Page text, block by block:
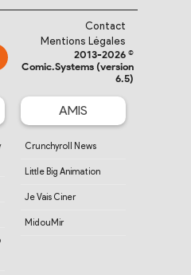
Contact
Mentions Légales
2013-2026 ©
Comic.Systems (version
6.5)
AMIS
Crunchyroll News
Little Big Animation
Je Vais Ciner
MidouMir